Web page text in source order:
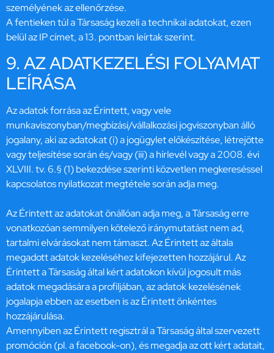
személyének az ellenőrzése.
A fentieken túl a Társaság kezeli a technikai adatokat, ezen
belül az IP címet, a 13. pontban leírtak szerint.
9. AZ ADATKEZELÉSI FOLYAMAT
LEÍRÁSA
Az adatok forrása az Érintett, vagy vele
munkaviszonyban/megbízási/vállalkozási jogviszonyban álló
jogalany, aki az adatokat (i) a jogügylet előkészítése, létrejötte
vagy teljesítése során és/vagy (iii) a hírlevél vagy a 2008. évi
XLVIII. tv. 6.§ (1) bekezdése szerinti közvetlen megkereséssel
kapcsolatos nyilatkozat megtétele során adja meg.
Az Érintett az adatokat önállóan adja meg, a Társaság erre
vonatkozóan semmilyen kötelező iránymutatást nem ad,
tartalmi elvárásokat nem támaszt. Az Érintett az általa
megadott adatok kezeléséhez kifejezetten hozzájárul. Az
Érintett a Társaság által kért adatokon kívül jogosult más
adatok megadására a profiljában, az adatok kezelésének
jogalapja ebben az esetben is az Érintett önkéntes
hozzájárulása.
Amennyiben az Érintett regisztrál a Társaság által szervezett
promóción (pl. a facebook-on), és megadja az ott kért adatait,